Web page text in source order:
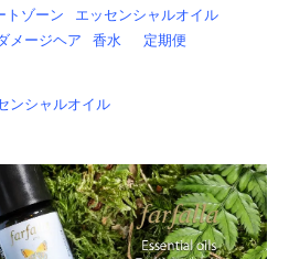
トゾーン
エッセンシャルオイル
メージヘア 香水 定期便
ンシャルオイル